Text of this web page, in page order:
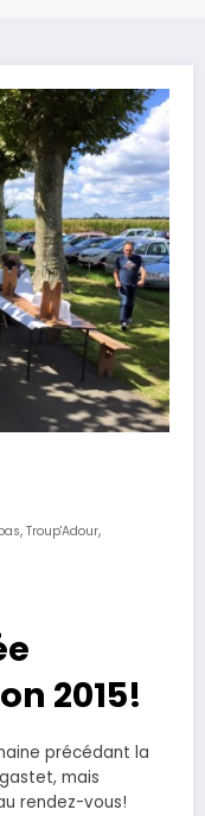
, Troup'Adour,
2015!
précédant la
mais
rendez-vous!